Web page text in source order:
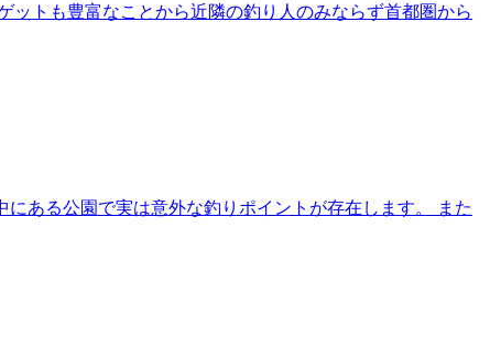
トも豊富なことから近隣の釣り人のみならず首都圏から
ある公園で実は意外な釣りポイントが存在します。 また